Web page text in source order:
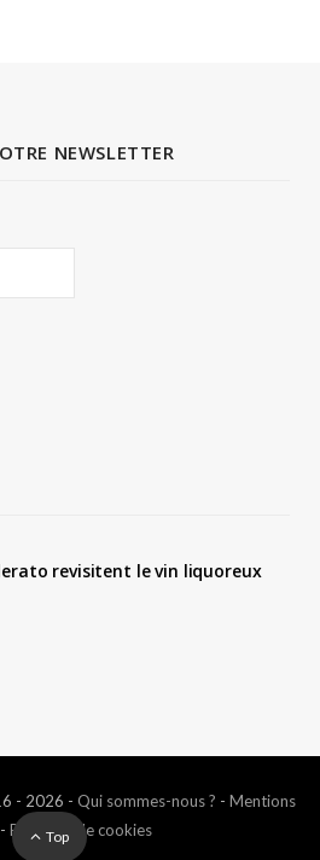
NEWSLETTER
revisitent le vin liquoreux
- 2026 - Qui sommes-nous ? - Mentions
Politique de cookies
Top